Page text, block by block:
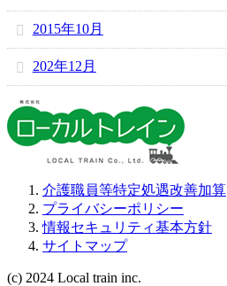
2015年10月
202年12月
介護職員等特定処遇改善加算
プライバシーポリシー
情報セキュリティ基本方針
サイトマップ
(c) 2024 Local train inc.